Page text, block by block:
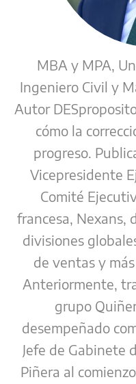
MBA y MPA,
Ingeniero Civil y
Autor
cómo la
progreso.
Vicepresidente
Comité
francesa, Nexans,
divisiones
de ventas y
Anteriormente,
grupo
desempeñado
Jefe de Gabinete
Piñera al